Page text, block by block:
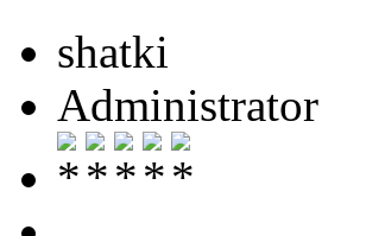
shatki
Administrator